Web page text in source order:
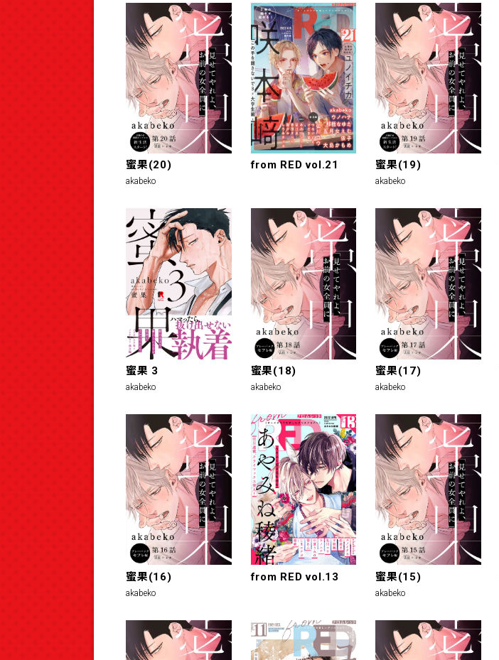
蜜果(20)
akabeko
from RED vol.21 蜜果(19)
akabeko
蜜果 3
akabeko
蜜果(18)
akabeko
蜜果(17)
akabeko
蜜果(16)
akabeko
from RED vol.13 蜜果(15)
akabeko